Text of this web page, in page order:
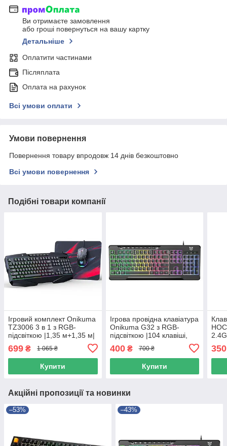
Ви отримаєте замовлення
або гроші повернуться на вашу картку
Детальніше
Оплатити частинами
Післяплата
Оплата на рахунок
Всі умови оплати
Умови повернення
Повернення товару впродовж 14 днів безкоштовно
Всі умови повернення
Подібні товари компанії
Ігровий комплект Onikuma
TZ3006 3 в 1 з RGB-
підсвіткою |1,35 м+1,35 м|
699 ₴ 1 065 ₴
Купити
Ігрова провідна клавіатура
Onikuma G32 з RGB-
підсвіткою |104 клавіші,
400₴ 700 ₴
Купити
350
Акційні пропозиції та новинки
–53% –43%